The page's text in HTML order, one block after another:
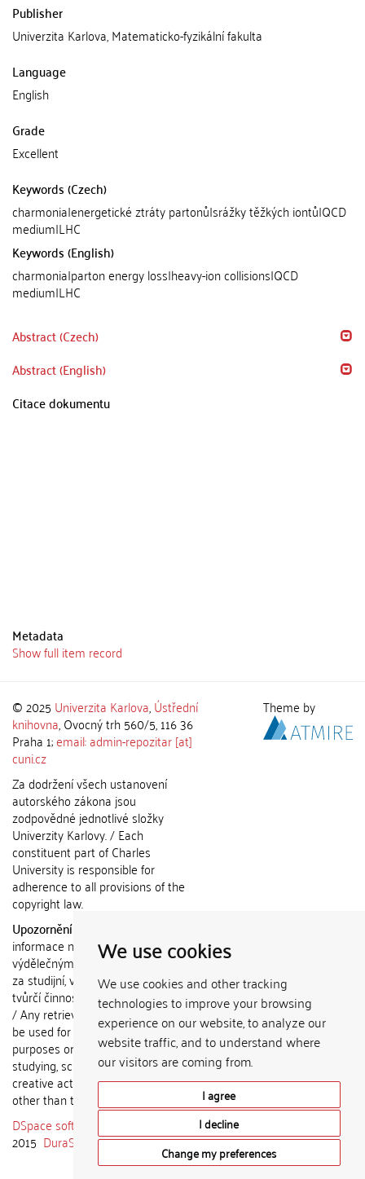
We use cookies
We use cookies and other tracking
technologies to improve your browsing
experience on our website, to analyze our
website traffic, and to understand where
our visitors are coming from.
I agree
I decline
Change my preferences
Publisher
Univerzita Karlova, Matematicko-fyzikální fakulta
Language
English
Grade
Excellent
Keywords (Czech)
charmonia|energetické ztráty partonů|srážky těžkých iontů|QCD
medium|LHC
Keywords (English)
charmonia|parton energy loss|heavy-ion collisions|QCD
medium|LHC
Abstract (Czech)
Abstract (English)
Citace dokumentu
Metadata
Show full item record
© 2025 Univerzita Karlova,Ústřední
knihovna, Ovocný trh 560/5, 116 36
Praha 1;email: admin-repozitar [at]
cuni.cz
Za dodržení všech ustanovení
autorského zákona jsou
zodpovědné jednotlivé složky
Univerzity Karlovy. / Each
constituent part of Charles
University is responsible for
adherence to all provisions of the
copyright law.
Upozornění / Notice:
informace nemohou být použity k
výdělečným účelům nebo vydávány
za studijní, vědeckou nebo jinou
tvůrčí činnost jiné osoby než autora.
/ Any retrieved information shall not
be used for any commercial
purposes or claimed as results of
studying, scientific or any other
creative activities of any person
other than the author.
DSpace software
2015 DuraSpace
Theme by